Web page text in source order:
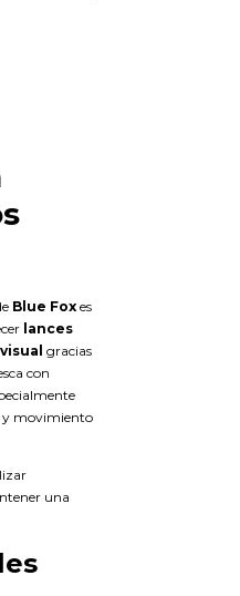
Blue Foxes
lances
gracias
con
y movimiento
una